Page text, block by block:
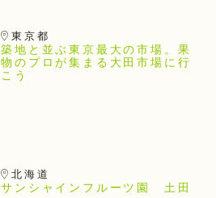
東京都
築地と並ぶ東京最大の市場。果
物のプロが集まる大田市場に行
こう
北海道
サンシャインフルーツ園 土田